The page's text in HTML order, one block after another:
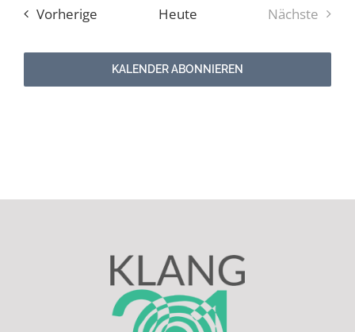
VorherigeVeranstaltungen
Heute
Nächste
KALENDER ABONNIEREN